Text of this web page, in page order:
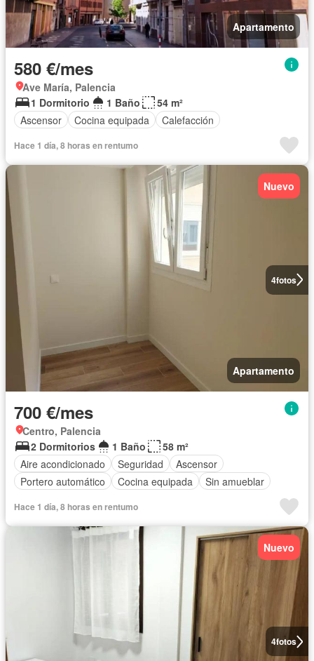
Apartamento
580 €/mes
Ave María, Palencia
1 Dormitorio
1 Baño
54 m²
Ascensor
Cocina equipada Calefacción
Hace 1 día, 8 horas en rentumo
4fotos
Nuevo
Apartamento
700 €/mes
Centro, Palencia
2 Dormitorios
1 Baño
58 m²
Aire acondicionado
Seguridad
Ascensor
Portero automático
Cocina equipada Sin amueblar
Hace 1 día, 8 horas en rentumo
4fotos
Nuevo